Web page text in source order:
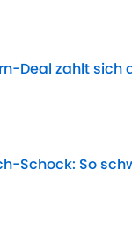
Deal zahlt sich
Date
Schock: So
Date